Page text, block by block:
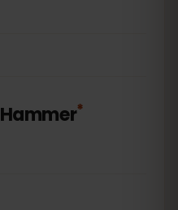
Hammer*